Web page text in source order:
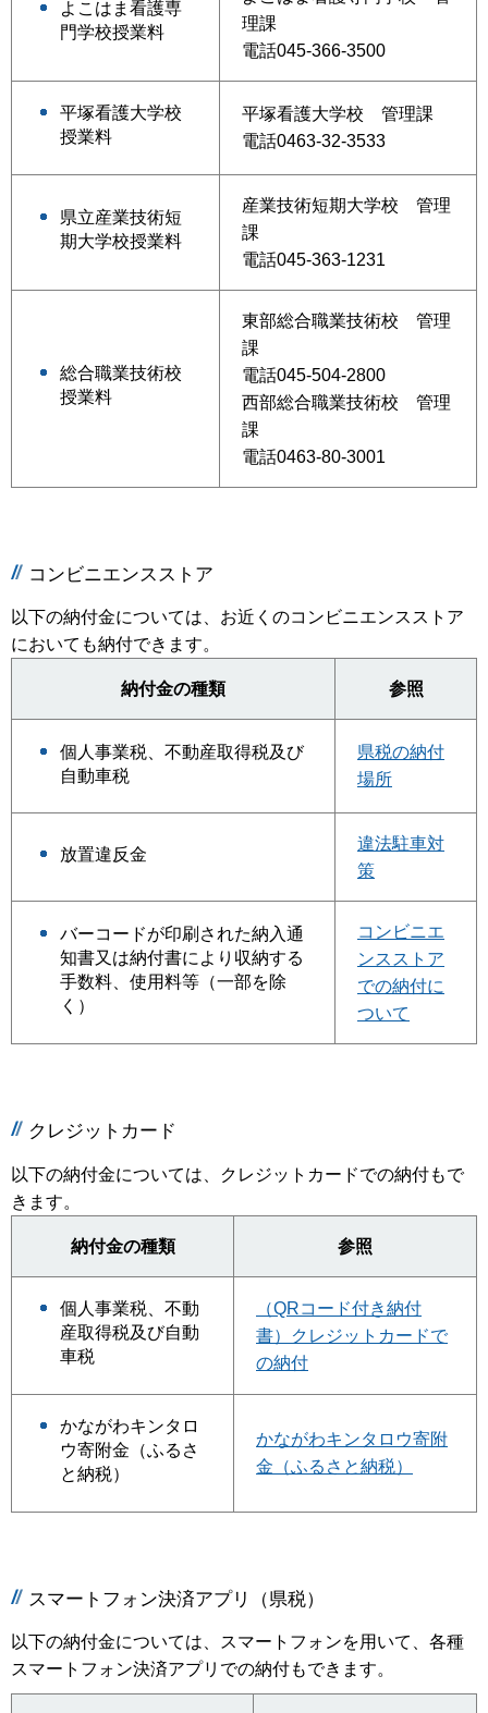
よこはま看護専
門学校授業料
理課
電話045-366-3500
平塚看護大学校
授業料
平塚看護大学校 管理課
電話0463-32-3533
県立産業技術短
期大学校授業料
産業技術短期大学校 管理
課
電話045-363-1231
総合職業技術校
授業料
東部総合職業技術校 管理
課
電話045-504-2800
西部総合職業技術校 管理
課
電話0463-80-3001
コンビニエンスストア
以下の納付金については、お近くのコンビニエンスストア
においても納付できます。
納付金の種類 参照
個人事業税、不動産取得税及び
自動車税
県税の納付
場所
放置違反金
違法駐車対
策
バーコードが印刷された納入通
知書又は納付書により収納する
手数料、使用料等（一部を除
く）
コンビニエ
ンスストア
での納付に
ついて
クレジットカード
以下の納付金については、クレジットカードでの納付もで
きます。
納付金の種類 参照
個人事業税、不動
産取得税及び自動
車税
（QRコード付き納付
書）クレジットカードで
の納付
かながわキンタロ
ウ寄附金（ふるさ
と納税）
かながわキンタロウ寄附
金（ふるさと納税）
スマートフォン決済アプリ（県税）
以下の納付金については、スマートフォンを用いて、各種
スマートフォン決済アプリでの納付もできます。